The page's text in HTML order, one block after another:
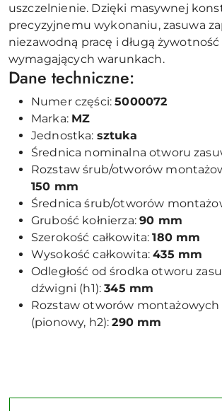
uszczelnienie. Dzięki masywnej
precyzyjnemu wykonaniu, zasuwa
niezawodną pracę i długą
wymagających warunkach.
Dane techniczne:
Numer części:5000072
Marka: MZ
Jednostka: sztuka
Średnica nominalna otworu
Rozstaw śrub/otworów
150 mm
Średnica śrub/otworów
Grubość kołnierza:90 mm
Szerokość całkowita:180 mm
Wysokość całkowita:435 mm
Odległość od środka otworu
dźwigni (h1):345 mm
Rozstaw otworów
(pionowy, h2):290 mm